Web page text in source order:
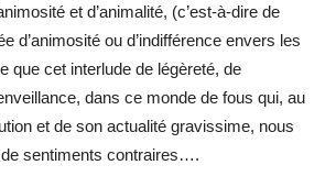
et d’animalité, (c’est-à-dire de
d’animosité ou d’indifférence envers les
que cet interlude de légèreté, de
dans ce monde de fous qui, au
et de son actualité gravissime, nous
sentiments contraires….